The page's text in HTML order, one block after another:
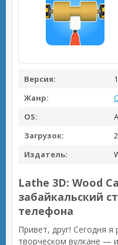
Версия:
Жанр:
OS:
Загрузок:
Издатель:
Lathe 3D: Wood
забайкальский
телефона
Привет, друг! Сегодня
творческом вулкане —